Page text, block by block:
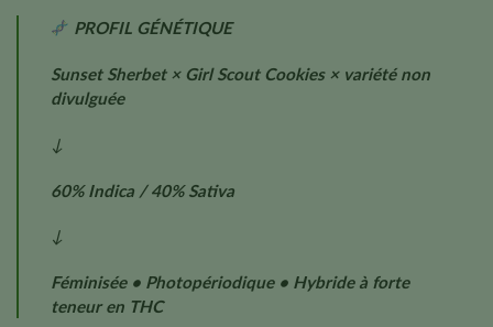
PROFIL GÉNÉTIQUE
Sunset Sherbet × Girl Scout Cookies × variété non
divulguée
↓
60% Indica / 40% Sativa
↓
Féminisée • Photopériodique • Hybride à forte
teneur en THC